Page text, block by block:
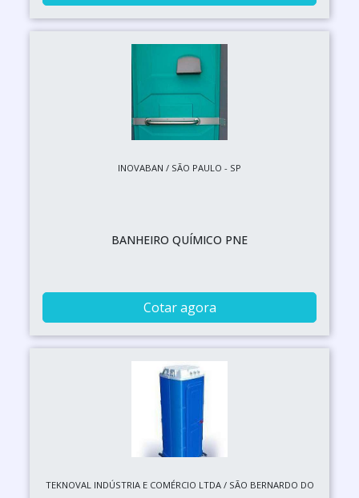
INOVABAN / SÃO PAULO - SP
BANHEIRO QUÍMICO PNE
Cotar agora
TEKNOVAL INDÚSTRIA E COMÉRCIO LTDA / SÃO BERNARDO DO